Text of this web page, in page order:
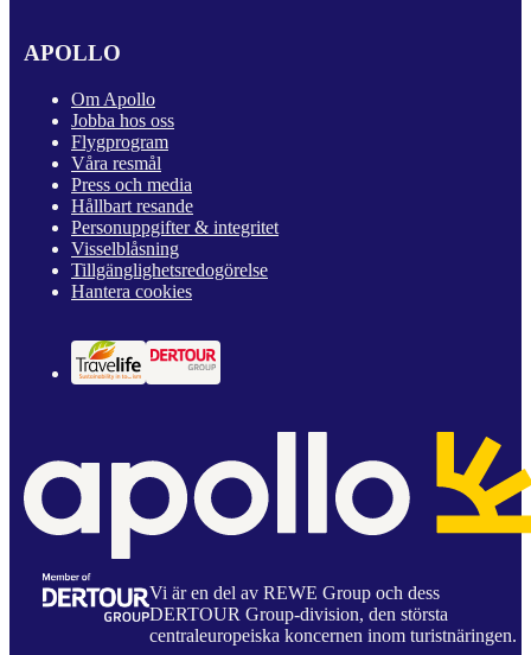
APOLLO
Om Apollo
Jobba hos oss
Flygprogram
Våra resmål
Press och media
Hållbart resande
Personuppgifter & integritet
Visselblåsning
Tillgänglighetsredogörelse
Hantera cookies
Vi är en del av REWE Group och dess
DERTOUR Group-division, den största
centraleuropeiska koncernen inom turistnäringen.